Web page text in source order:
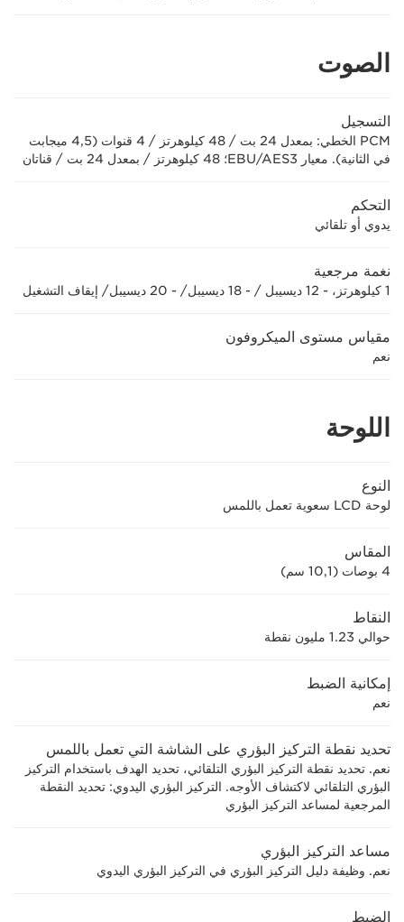
الصوت
التسجيل
PCM الخطي: بمعدل 24 بت / 48 كيلوهرتز / 4 قنوات (4,5 ميجابت
في الثانية). معيار EBU/AES3؛ 48 كيلوهرتز / بمعدل 24 بت / قناتان
التحكم
يدوي أو تلقائي
نغمة مرجعية
1 كيلوهرتز، - 12 ديسيبل / - 18 ديسيبل/ - 20 ديسيبل/ إيقاف التشغيل
مقياس مستوى الميكروفون
نعم
اللوحة
النوع
لوحة LCD سعوية تعمل باللمس
المقاس
4 بوصات (10,1 سم)
النقاط
حوالي 1.23 مليون نقطة
إمكانية الضبط
نعم
تحديد نقطة التركيز البؤري على الشاشة التي تعمل باللمس
نعم. تحديد نقطة التركيز البؤري التلقائي، تحديد الهدف باستخدام التركيز
البؤري التلقائي لاكتشاف الأوجه. التركيز البؤري اليدوي: تحديد النقطة
المرجعية لمساعد التركيز البؤري
مساعد التركيز البؤري
نعم. وظيفة دليل التركيز البؤري في التركيز البؤري اليدوي
الضبط